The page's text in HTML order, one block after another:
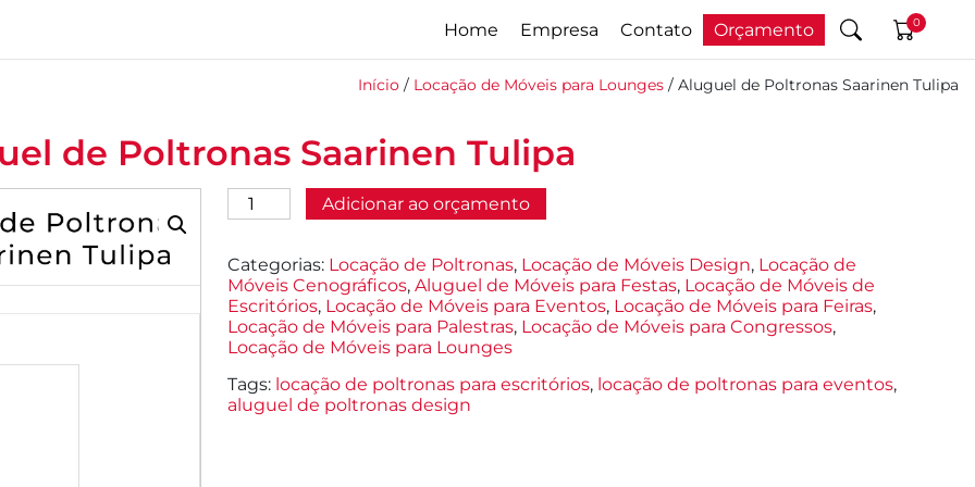
Home Empresa Contato Orçamento 0
Início / Locação de Móveis para Lounges / Aluguel de Poltronas Saarinen Tulipa
de Poltronas Saarinen Tulipa
Aluguel
de
Saarinen
Tulipa
quantidade
Adicionar ao orçamento
Categorias: Locação de Poltronas, Locação de Móveis Design, Locação de
Móveis Cenográficos,Aluguel de Móveis para Festas, Locação de Móveis de
Escritórios, Locação de Móveis para Eventos, Locação de Móveis para Feiras,
Locação de Móveis para Palestras, Locação de Móveis para Congressos,
Locação de Móveis para Lounges
Tags: locação de poltronas para escritórios, locação de poltronas para eventos,
aluguel de poltronas design